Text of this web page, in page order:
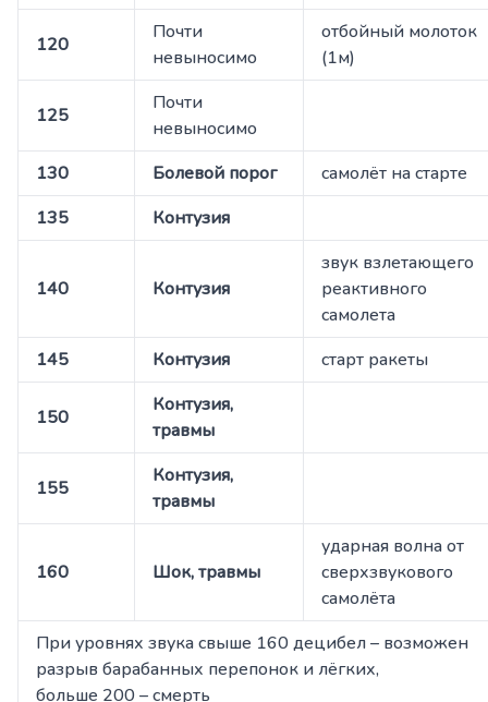
120
Почти
невыносимо
отбойный молоток
(1м)
125
Почти
невыносимо
130
Болевой порог
самолёт на старте
135
Контузия
140 Контузия
звук взлетающего
реактивного
самолета
145
Контузия старт ракеты
150
Контузия,
травмы
155
Контузия,
травмы
160 Шок, травмы
ударная волна от
сверхзвукового
самолёта
При уровнях звука свыше 160 децибел – возможен
разрыв барабанных перепонок и лёгких,
больше 200 – смерть